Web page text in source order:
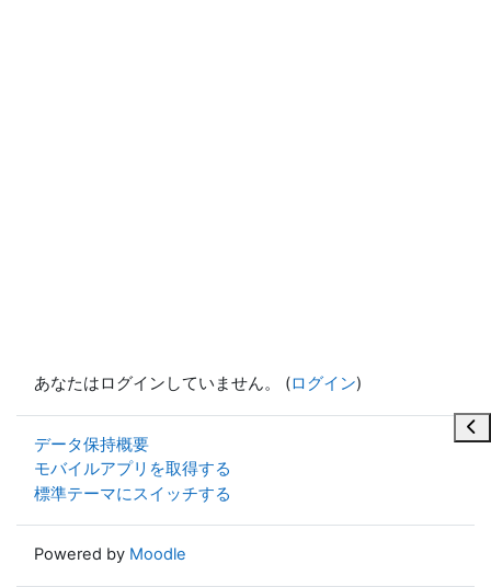
ブ
あなたはログインしていません。 (ログイン)
データ保持概要
モバイルアプリを取得する
標準テーマにスイッチする
Powered by Moodle